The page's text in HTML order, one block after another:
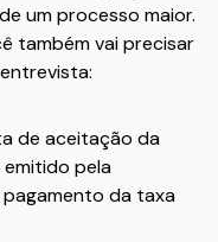
um processo maior.
também vai precisar
de aceitação da
pela
da taxa